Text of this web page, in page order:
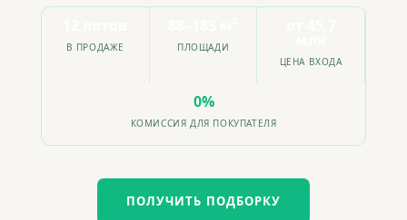
В ПРОДАЖЕ ПЛОЩАДИ
ЦЕНА ВХОДА
0%
КОМИССИЯ ДЛЯ ПОКУПАТЕЛЯ
ПОЛУЧИТЬ ПОДБОРКУ